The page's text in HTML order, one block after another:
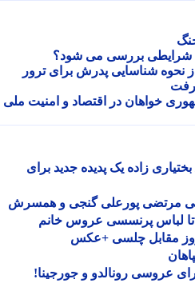
بررسی می شود؟
شناسایی پدرش برای ترور
در اقتصاد و امنیت ملی را
زاده یک پدیده جدید برای
پورعلی گنجی و همسرش
لباس پرنسسی عروس خانم
مقابل چلسی +عکس
عروسی رونالدو و جورجینا!